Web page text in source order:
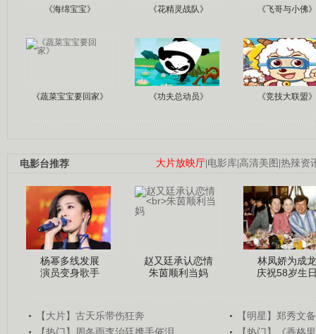
《海绵宝宝》 《花精灵战队》 《飞哥与小佛》
《蔬菜宝宝要回家》 《功夫总动员》 《竞技大联盟》
大片放映厅 电影库 高清美图 热辣资
电影台推荐
杨幂多线发展
演员变身歌手
赵又廷承认恋情
朱茵顺利当妈
林凤娇为成龙
庆祝58岁生
【大片】古天乐带伤狂奔
【明星】郑秀文